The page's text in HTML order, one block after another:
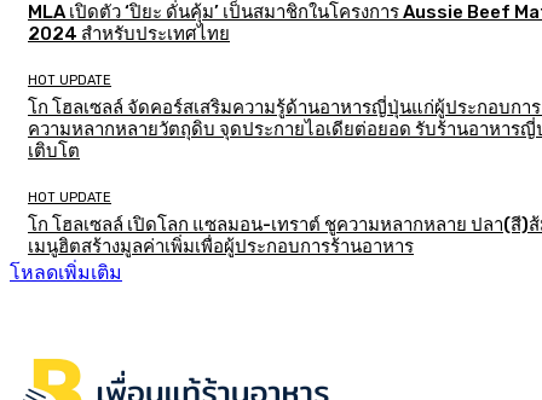
MLA เปิดตัว ‘ปิยะ ดั่นคุ้ม’ เป็นสมาชิกในโครงการ Aussie Beef
2024 สำหรับประเทศไทย
HOT UPDATE
โก โฮลเซลล์ จัดคอร์สเสริมความรู้ด้านอาหารญี่ปุ่นแก่ผู้ประกอบกา
ความหลากหลายวัตถุดิบ จุดประกายไอเดียต่อยอด รับร้านอาหาร
เติบโต
HOT UPDATE
โก โฮลเซลล์ เปิดโลก แซลมอน-เทราต์ ชูความหลากหลาย ปลา(สี)
เมนูฮิตสร้างมูลค่าเพิ่มเพื่อผู้ประกอบการร้านอาหาร
โหลดเพิ่มเติม